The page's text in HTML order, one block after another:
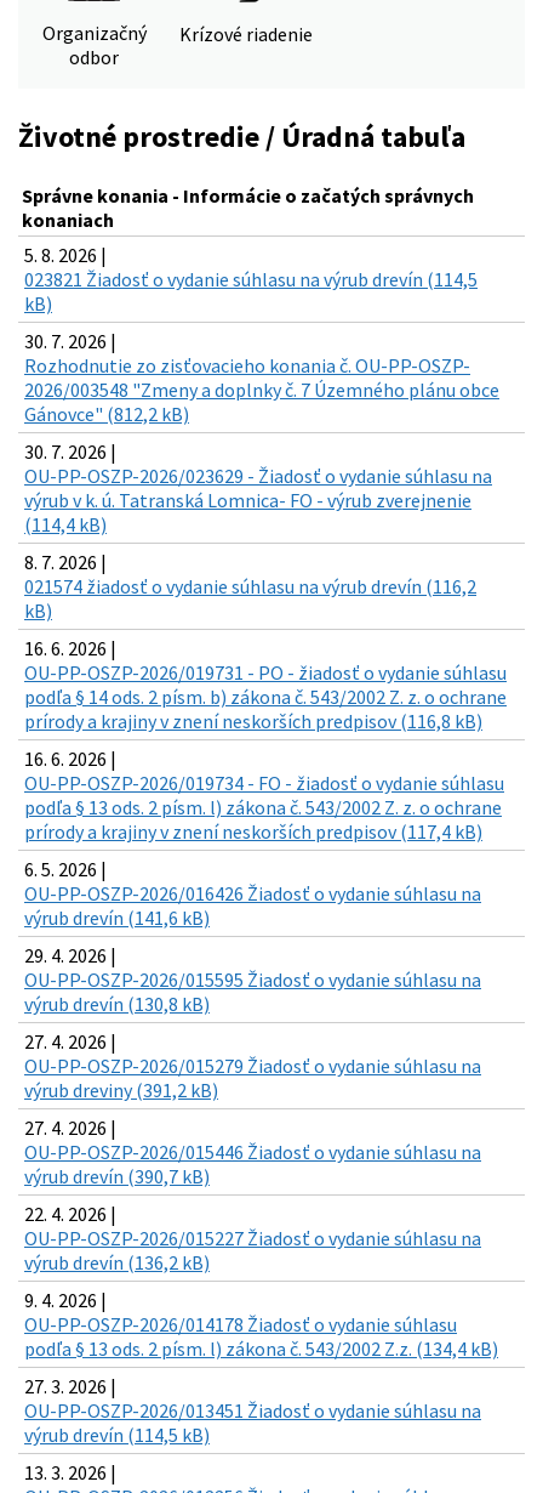
Organizačný
odbor
Krízové riadenie
Životné prostredie / Úradná tabuľa
Správne konania - Informácie o začatých správnych
konaniach
5. 8. 2026 |
023821 Žiadosť o vydanie súhlasu na výrub drevín (114,5
kB)
30. 7. 2026 |
Rozhodnutie zo zisťovacieho konania č. OU-PP-OSZP-
2026/003548 "Zmeny a doplnky č. 7 Územného plánu obce
Gánovce" (812,2 kB)
30. 7. 2026 |
OU-PP-OSZP-2026/023629 - Žiadosť o vydanie súhlasu na
výrub v k. ú. Tatranská Lomnica- FO - výrub zverejnenie
(114,4 kB)
8. 7. 2026 |
021574 žiadosť o vydanie súhlasu na výrub drevín (116,2
kB)
16. 6. 2026 |
OU-PP-OSZP-2026/019731 - PO - žiadosť o vydanie súhlasu
podľa § 14 ods. 2 písm. b) zákona č. 543/2002 Z. z. o ochrane
prírody a krajiny v znení neskorších predpisov (116,8 kB)
16. 6. 2026 |
OU-PP-OSZP-2026/019734 - FO - žiadosť o vydanie súhlasu
podľa § 13 ods. 2 písm. l) zákona č. 543/2002 Z. z. o ochrane
prírody a krajiny v znení neskorších predpisov (117,4 kB)
6. 5. 2026 |
OU-PP-OSZP-2026/016426 Žiadosť o vydanie súhlasu na
výrub drevín (141,6 kB)
29. 4. 2026 |
OU-PP-OSZP-2026/015595 Žiadosť o vydanie súhlasu na
výrub drevín (130,8 kB)
27. 4. 2026 |
OU-PP-OSZP-2026/015279 Žiadosť o vydanie súhlasu na
výrub dreviny (391,2 kB)
27. 4. 2026 |
OU-PP-OSZP-2026/015446 Žiadosť o vydanie súhlasu na
výrub drevín (390,7 kB)
22. 4. 2026 |
OU-PP-OSZP-2026/015227 Žiadosť o vydanie súhlasu na
výrub drevín (136,2 kB)
9. 4. 2026 |
OU-PP-OSZP-2026/014178 Žiadosť o vydanie súhlasu
podľa § 13 ods. 2 písm. l) zákona č. 543/2002 Z.z. (134,4 kB)
27. 3. 2026 |
OU-PP-OSZP-2026/013451 Žiadosť o vydanie súhlasu na
výrub drevín (114,5 kB)
13. 3. 2026 |